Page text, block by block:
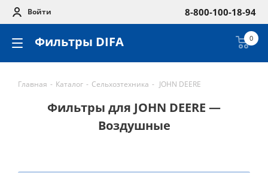
Войти 8-800-100-18-94
Фильтры DIFA 0
Главная - Каталог - Сельхозтехника - JOHN DEERE
Фильтры для JOHN DEERE —
Воздушные